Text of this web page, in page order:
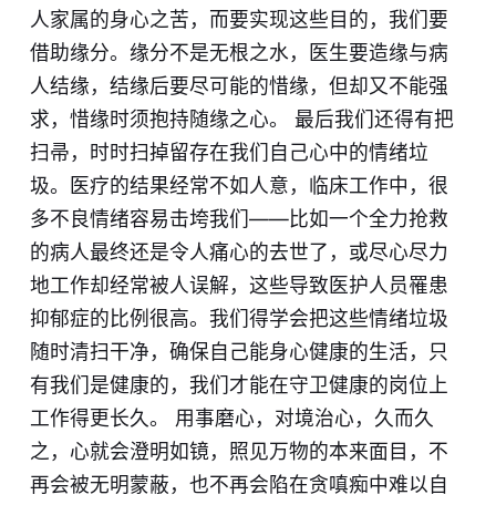
人家属的身心之苦，而要实现这些目的，我们要
借助缘分。缘分不是无根之水，医生要造缘与病
人结缘，结缘后要尽可能的惜缘，但却又不能强
求，惜缘时须抱持随缘之心。 最后我们还得有把
扫帚，时时扫掉留存在我们自己心中的情绪垃
圾。医疗的结果经常不如人意，临床工作中，很
多不良情绪容易击垮我们——比如一个全力抢救
的病人最终还是令人痛心的去世了，或尽心尽力
地工作却经常被人误解，这些导致医护人员罹患
抑郁症的比例很高。我们得学会把这些情绪垃圾
随时清扫干净，确保自己能身心健康的生活，只
有我们是健康的，我们才能在守卫健康的岗位上
工作得更长久。 用事磨心，对境治心，久而久
之，心就会澄明如镜，照见万物的本来面目，不
再会被无明蒙蔽，也不再会陷在贪嗔痴中难以自